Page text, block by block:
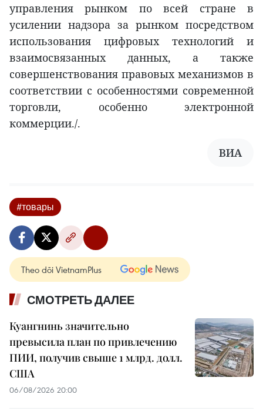
управления рынком по всей стране в
усилении надзора за рынком посредством
использования цифровых технологий и
взаимосвязанных данных, а также
совершенствования правовых механизмов в
соответствии с особенностями современной
торговли, особенно электронной
коммерции./.
ВИА
#товары
Theo dõi VietnamPlus
СМОТРЕТЬ ДАЛЕЕ
Куангнинь значительно
превысила план по привлечению
ПИИ, получив свыше 1 млрд. долл.
США
06/08/2026 20:00